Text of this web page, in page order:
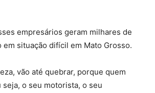
empresários geram milhares de
em situação difícil em Mato Grosso.
vão até quebrar, porque quem
o seu motorista, o seu